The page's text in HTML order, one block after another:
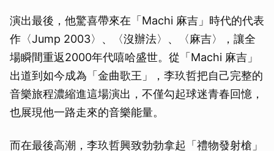
演出最後，他驚喜帶來在「Machi 麻吉」時代的代表
作〈Jump 2003〉、〈沒辦法〉、〈麻吉〉，讓全
場瞬間重返2000年代嘻哈盛世。從「Machi 麻吉」
出道到如今成為「金曲歌王」，李玖哲把自己完整的
音樂旅程濃縮進這場演出，不僅勾起球迷青春回憶，
也展現他一路走來的音樂能量。
而在最後高潮，李玖哲興致勃勃拿起「禮物發射槍」